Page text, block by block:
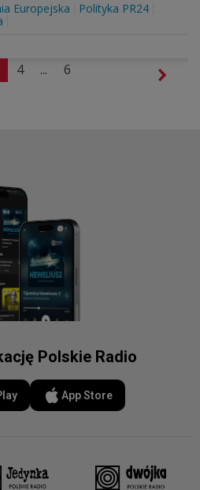
Europejska
Polityka PR24
4 ... 6
Polskie Radio
App Store